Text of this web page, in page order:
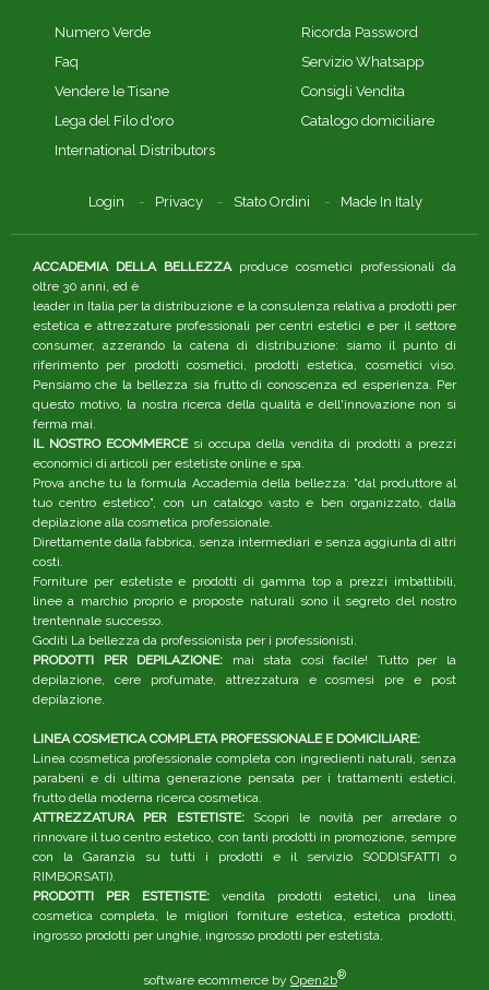
Numero Verde
Faq
Vendere le Tisane
Lega del Filo d'oro
International Distributors
Ricorda Password
Servizio Whatsapp
Consigli Vendita
Catalogo domiciliare
Login Privacy Stato Ordini Made In Italy
ACCADEMIA DELLA BELLEZZAproduce cosmetici professionali da
oltre 30 anni, ed è
leader in Italia per la distribuzione e la consulenza relativa a prodotti per
estetica e attrezzature professionali per centri estetici e per il settore
consumer, azzerando la catena di distribuzione: siamo il punto di
riferimento per prodotti cosmetici, prodotti estetica, cosmetici viso.
Pensiamo che la bellezza sia frutto di conoscenza ed esperienza. Per
questo motivo, la nostra ricerca della qualità e dell'innovazione non si
ferma mai.
IL NOSTRO ECOMMERCEsi occupa della vendita di prodotti a prezzi
economici di articoli per estetiste online e spa.
Prova anche tu la formula Accademia della bellezza: "dal produttore al
tuo centro estetico", con un catalogo vasto e ben organizzato, dalla
depilazione alla cosmetica professionale.
Direttamente dalla fabbrica, senza intermediari e senza aggiunta di altri
costi.
Forniture per estetiste e prodotti di gamma top a prezzi imbattibili,
linee a marchio proprio e proposte naturali sono il segreto del nostro
trentennale successo.
Goditi La bellezza da professionista per i professionisti.
PRODOTTI PER DEPILAZIONE: mai stata così facile! Tutto per la
depilazione, cere profumate, attrezzatura e cosmesi pre e post
depilazione.
LINEA COSMETICA COMPLETA PROFESSIONALE E DOMICILIARE:
Linea cosmetica professionale completa con ingredienti naturali, senza
parabeni e di ultima generazione pensata per i trattamenti estetici,
frutto della moderna ricerca cosmetica.
ATTREZZATURA PER ESTETISTE:Scopri le novità per arredare o
rinnovare il tuo centro estetico, con tanti prodotti in promozione, sempre
con la Garanzia su tutti i prodotti e il servizio SODDISFATTI o
RIMBORSATI).
PRODOTTI PER ESTETISTE: vendita prodotti estetici, una linea
cosmetica completa, le migliori forniture estetica, estetica prodotti,
ingrosso prodotti per unghie, ingrosso prodotti per estetista.
software ecommerce by Open2b®